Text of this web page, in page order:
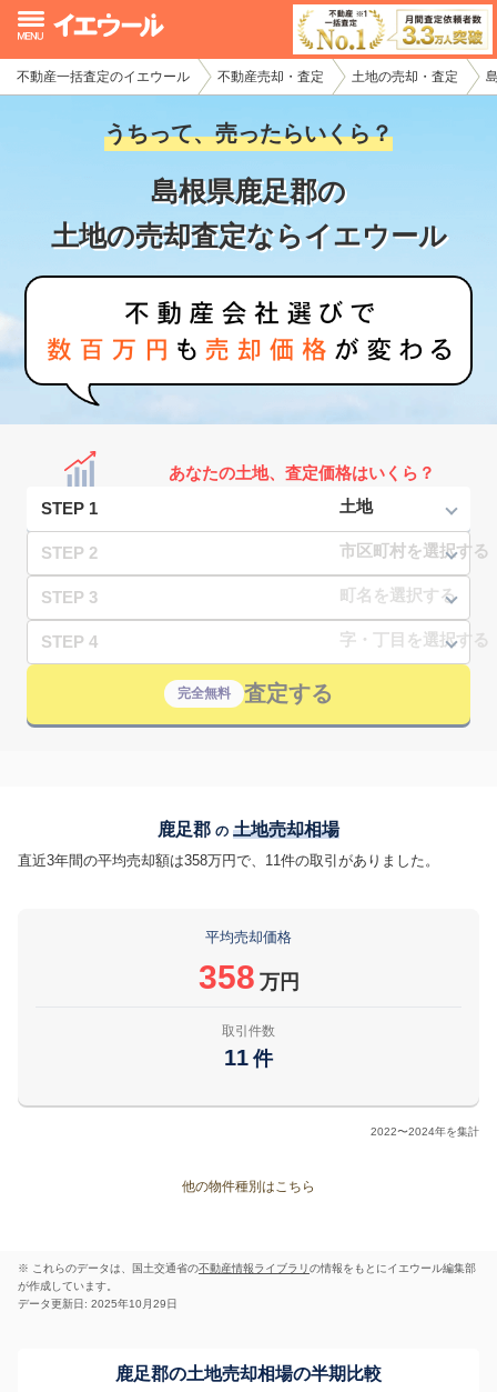
不動産一括査定のイエウール 不動産売却・査定 土地の売却・査定
うちって、売ったらいくら？
島根県鹿足郡の
土地の売却査定ならイエウール
あなたの土地、査定価格はいくら？
STEP 1
STEP 2
STEP 3
STEP 4
完全無料 査定する
鹿足郡 の 土地売却相場
直近3年間の平均売却額は358万円で、11件の取引がありました。
平均売却価格
358 万円
取引件数
11 件
2022〜2024年を集計
他の物件種別はこちら
※ これらのデータは、国土交通省の不動産情報ライブラリの情報をもとにイエウール編集部
が作成しています。
データ更新日: 2025年10月29日
鹿足郡の土地売却相場の半期比較
イエウール加盟希望の不動産会社様
初めての方へ
不動産の売却・一括査定
家査定シミュレーター
お問い合わせ